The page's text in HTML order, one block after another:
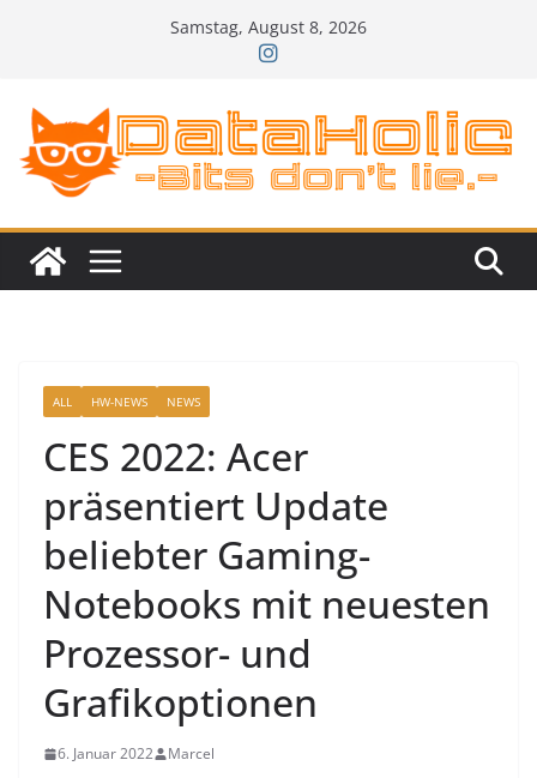
Samstag, August 8, 2026
ALL HW-NEWS NEWS
CES 2022: Acer
präsentiert Update
beliebter Gaming-
Notebooks mit neuesten
Prozessor- und
Grafikoptionen
6. Januar 2022 Marcel